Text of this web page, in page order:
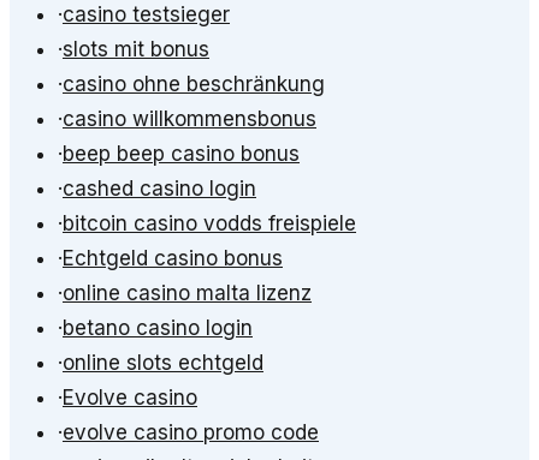
·casino testsieger
·slots mit bonus
·casino ohne beschränkung
·casino willkommensbonus
·beep beep casino bonus
·cashed casino login
·bitcoin casino vodds freispiele
·Echtgeld casino bonus
·online casino malta lizenz
·betano casino login
·online slots echtgeld
·Evolve casino
·evolve casino promo code